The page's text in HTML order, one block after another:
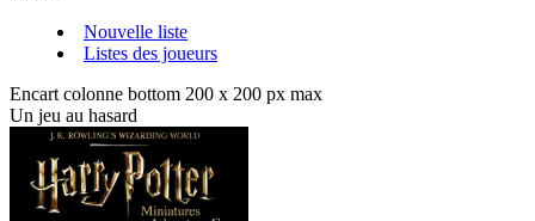
Nouvelle liste
Listes des joueurs
Encart colonne bottom 200 x 200 px max
Un jeu au hasard